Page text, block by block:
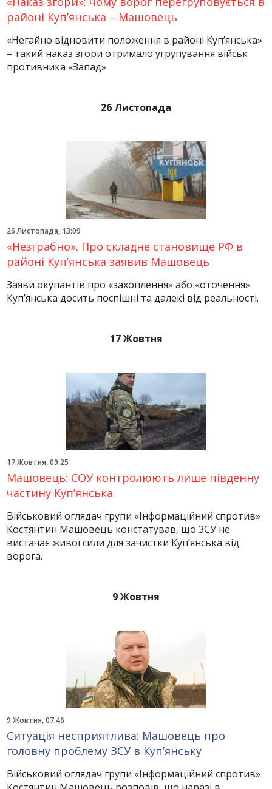
районі Куп’янська – Машовець
«Негайно відновити положення в районі Куп’янська»
– такий наказ згори отримало угрупування військ
противника «Запад»
26 Листопада
26 Листопада, 13:09
«Незграбно». Про складне становище РФ в
районі Куп’янська заявив Машовець
Заяви окупантів про «захоплення» або «оточення»
Куп’янська досить поспішні та далекі від реальності.
17 Жовтня
17 Жовтня, 09:25
Машовець: СОУ контролюють лише південну
частину Куп’янська
Військовий оглядач групи «Інформаційний спротив»
Костянтин Машовець констатував, що ЗСУ не
вистачає живої сили для зачистки Куп’янська від
ворога.
9 Жовтня
9 Жовтня, 07:46
Ситуація несприятлива: Машовець про
головну проблему ЗСУ в Куп’янську
Військовий оглядач групи «Інформаційний спротив»